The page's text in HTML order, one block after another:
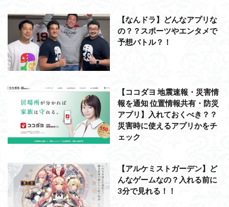
【なんドラ】どんなアプリな
の？？スポーツやエンタメで
予想バトル？！
【ココダヨ 地震速報・災害情
報を通知 位置情報共有・防災
アプリ】入れておくべき？？
災害時に使えるアプリかをチ
ェック
【アルケミストガーデン】ど
んなゲームなの？入れる前に
3分で見れる！！